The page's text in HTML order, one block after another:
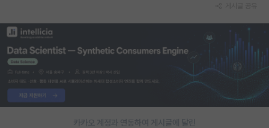
유학교육
이벤트
반도체 아카데미
재팬라운지 🌸
카카오 계정과 연동하여 게시글에 달린